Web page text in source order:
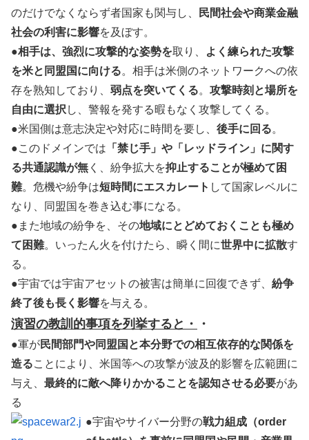
のだけでなくならず者国家も関与し、
民間社会や商業金融
社会の利害に影響を及ぼす。
●相手は、強烈に攻撃的な姿勢を取り、
よく練られた攻撃
を米と同盟国に向ける。相手は米側のネットワークへの依
存を熟知しており、 弱点を突いてくる。 攻撃時刻と場所を
自由に選択 し、警報を発する暇もなく攻撃してくる。
●米国側は意志決定や対応に時間を要し、 後手に回る。
●このドメインでは 「禁じ手」や「レッドライン」に関す
る共通認識が無 く、紛争拡大を抑止することが極めて困
難。危機や紛争は短時間にエスカレート して国家レベルに
なり、同盟国を巻き込む事になる。
●また地域の紛争を、その地域にとどめておくことも極め
て困難。いったん火を付けたら、瞬く間に世界中に拡散す
る。
●宇宙では宇宙アセットの被害は簡単に回復できず、 紛争
終了後も長く影響を与える。
演習の教訓的事項を列挙すると・ ・
●軍が民間部門や同盟国と本分野での相互依存的な関係を
造ることにより、米国等への攻撃が波及的影響を広範囲に
与え、 最終的に敵へ降りかかることを認知させる必要があ
る
●宇宙やサイバー分野の戦力組成（order